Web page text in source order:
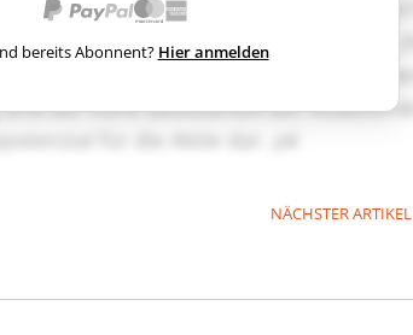
bereits Abonnent? Hier anmelden
NÄCHSTER ARTIKEL